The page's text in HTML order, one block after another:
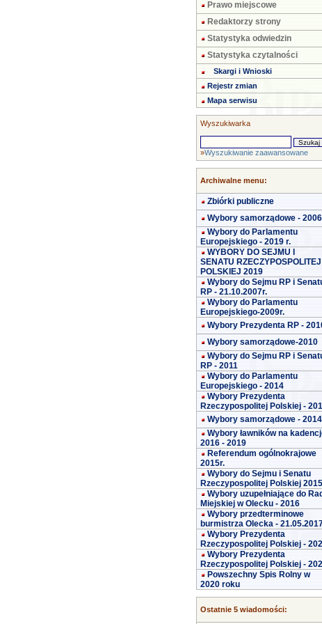
Prawo miejscowe
Redaktorzy strony
Statystyka odwiedzin
Statystyka czytalności
Skargi i Wnioski
Rejestr zmian
Mapa serwisu
Wyszukiwarka
»Wyszukiwanie zaawansowane
Archiwalne menu:
Zbiórki publiczne
Wybory samorządowe - 2006
Wybory do Parlamentu
Europejskiego - 2019 r.
WYBORY DO SEJMU I
SENATU RZECZYPOSPOLITEJ
POLSKIEJ 2019
Wybory do Sejmu RP i
RP - 21.10.2007r.
Wybory do Parlamentu
Europejskiego-2009r.
Wybory Prezydenta RP -
Wybory samorządowe-2010
Wybory do Sejmu RP i
RP - 2011
Wybory do Parlamentu
Europejskiego - 2014
Wybory Prezydenta
Rzeczypospolitej Polskiej -
Wybory samorządowe - 2014
Wybory ławników na
2016 - 2019
Referendum ogólnokrajowe
2015r.
Wybory do Sejmu i Senatu
Rzeczypospolitej Polskiej 2015
Wybory uzupełniające do
Miejskiej w Olecku - 2016
Wybory przedterminowe
burmistrza Olecka -
Wybory Prezydenta
Rzeczypospolitej Polskiej -
Wybory Prezydenta
Rzeczypospolitej Polskiej -
Powszechny Spis Rolny w
2020 roku
Ostatnie 5 wiadomości: